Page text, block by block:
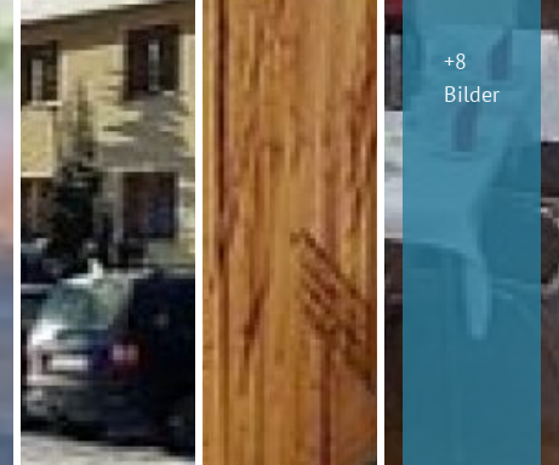
+8
Bilder